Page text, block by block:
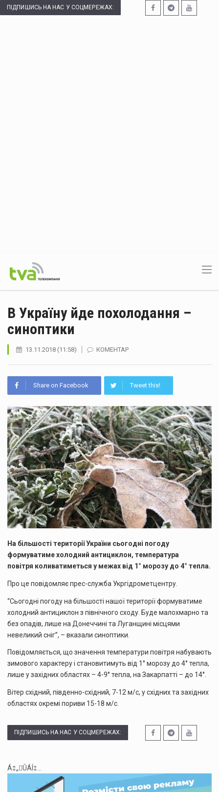
ПІДПИШИСЬ НА НАС У СОЦМЕРЕЖАХ:
В Україну йде похолодання –
синоптики
13.11.2018 (11:58) КОМЕНТАР
Share on Facebook Tweet this!
На більшості території України сьогодні погоду
формуватиме холодний антициклон, температура
повітря коливатиметься у межах від 1° морозу до 4° тепла.
Про це повідомляє прес-служба Укргідрометцентру.
“Сьогодні погоду на більшості нашої території формуватиме
холодний антициклон з північного сходу. Буде малохмарно та
без опадів, лише на Донеччині та Луганщині місцями
невеликий сніг”, – вказали синоптики.
Повідомляється, що значення температури повітря набувають
зимового характеру і становитимуть від 1° морозу до 4° тепла,
лише у західних областях – 4-9° тепла, на Закарпатті – до 14°.
Вітер східний, південно-східний, 7-12 м/с, у східних та західних
областях окремі пориви 15-18 м/с.
ПІДПИШИСЬ НА НАС У СОЦМЕРЕЖАХ:
Á‡„ÛÁÍ‡...